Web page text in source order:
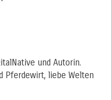
und Autorin.
Pferdewirt, liebe Welten